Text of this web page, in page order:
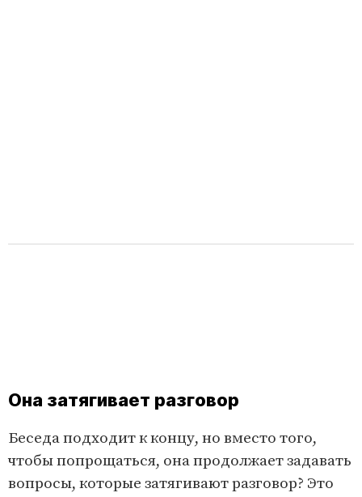
Она затягивает разговор
Беседа подходит к концу, но вместо того,
чтобы попрощаться, она продолжает задавать
вопросы, которые затягивают разговор? Это